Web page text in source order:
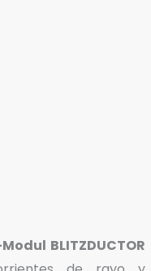
BLITZDUCTOR